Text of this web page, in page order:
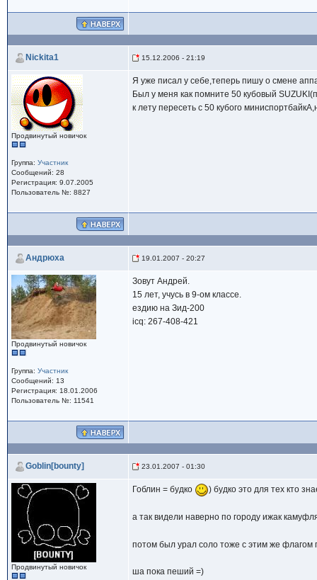
Nickita1 15.12.2006 - 21:19
Продвинутый новичок
Группа: Участник
Сообщений: 28
Регистрация: 9.07.2005
Пользователь №: 8827
Я уже писал у себе,теперь пишу о смене
Был у меня как помните 50 кубовый
к лету пересеть с 50 кубого
Андрюха 19.01.2007 - 20:27
Продвинутый новичок
Группа: Участник
Сообщений: 13
Регистрация: 18.01.2006
Пользователь №: 11541
Зовут Андрей.
15 лет, учусь в 9-ом классе.
ездию на Зид-200
icq: 267-408-421
Goblin[bounty] 23.01.2007 - 01:30
Продвинутый новичок
Гоблин = будко ) будко это для тех кто
а так видели наверно по городу ижак
потом был урал соло тоже с этим же флагом
ша пока пеший =)